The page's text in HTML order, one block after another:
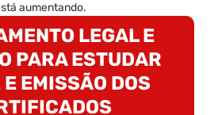
aumentando.
LEGAL E
PARA ESTUDAR
EMISSÃO DOS